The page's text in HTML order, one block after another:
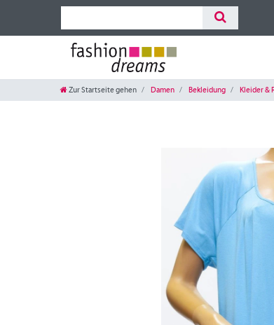
Zur Startseite gehen Damen Bekleidung Kleider &